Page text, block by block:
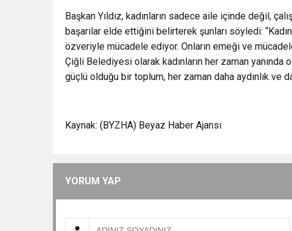
Başkan Yıldız, kadınların sadece aile içinde değil,
başarılar elde ettiğini belirterek şunları söyledi:
özveriyle mücadele ediyor. Onların emeği ve
Çiğli Belediyesi olarak kadınların her zaman yanında
güçlü olduğu bir toplum, her zaman daha aydınlık ve
Kaynak: (BYZHA) Beyaz Haber Ajansı
YORUM YAP